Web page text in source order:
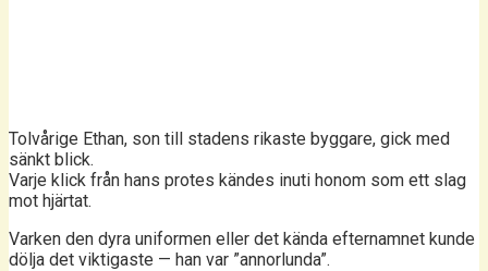
Tolvårige Ethan, son till stadens rikaste byggare, gick med
sänkt blick.
Varje klick från hans protes kändes inuti honom som ett slag
mot hjärtat.
Varken den dyra uniformen eller det kända efternamnet kunde
dölja det viktigaste — han var ”annorlunda”.